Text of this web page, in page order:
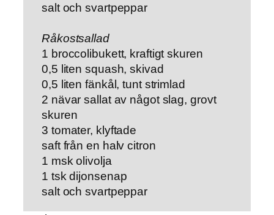
salt och svartpeppar
Råkostsallad
1 broccolibukett, kraftigt skuren
0,5 liten squash, skivad
0,5 liten fänkål, tunt strimlad
2 nävar sallat av något slag, grovt
skuren
3 tomater, klyftade
saft från en halv citron
1 msk olivolja
1 tsk dijonsenap
salt och svartpeppar